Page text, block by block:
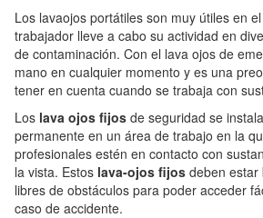
Los lavaojos portátiles son muy útiles en
trabajador lleve a cabo su actividad en
de contaminación. Con el lava ojos de
mano en cualquier momento y es una
tener en cuenta cuando se trabaja con
Los lava ojos fijos de seguridad se
permanente en un área de trabajo en la
profesionales estén en contacto con
la vista. Estos lava-ojos fijos deben estar
libres de obstáculos para poder acceder
caso de accidente.